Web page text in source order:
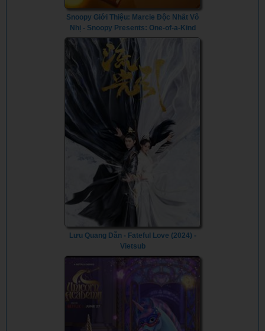
Snoopy Giới Thiệu: Marcie Độc Nhất Vô
Nhị - Snoopy Presents: One-of-a-Kind
Marcie (2023) - Vietsub
Lưu Quang Dẫn - Fateful Love (2024) -
Vietsub